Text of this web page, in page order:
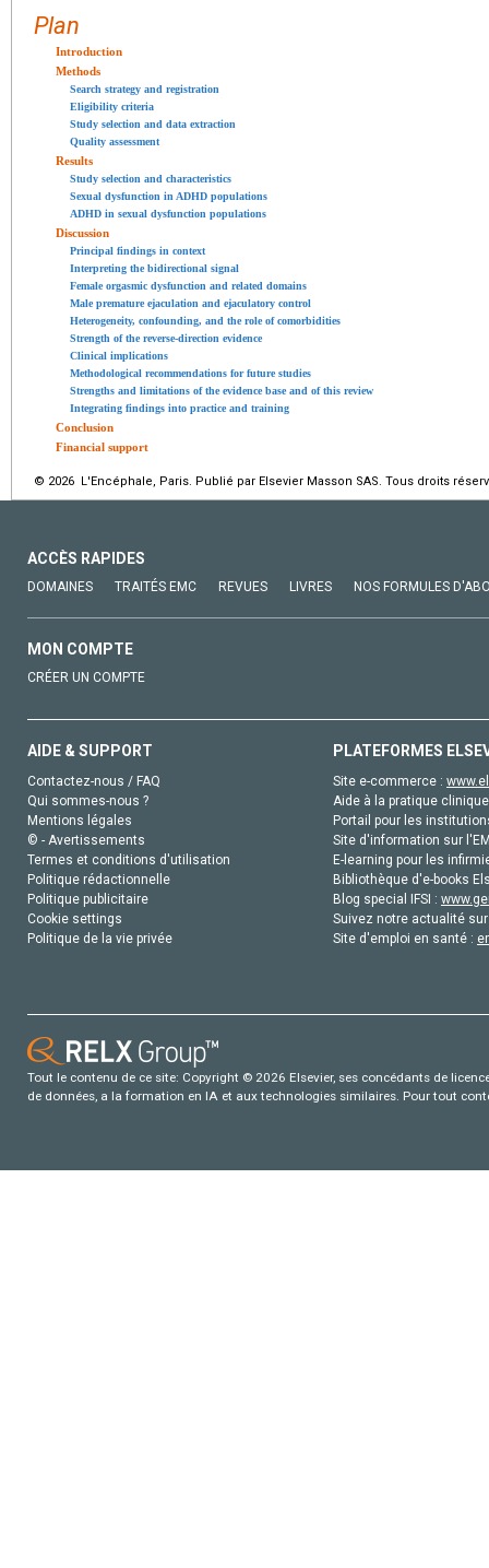
Plan
Introduction
Methods
Search strategy and registration
Eligibility criteria
Study selection and data extraction
Quality assessment
Results
Study selection and characteristics
Sexual dysfunction in ADHD populations
ADHD in sexual dysfunction populations
Discussion
Principal findings in context
Interpreting the bidirectional signal
Female orgasmic dysfunction and related domains
Male premature ejaculation and ejaculatory control
Heterogeneity, confounding, and the role of comorbidities
Strength of the reverse-direction evidence
Clinical implications
Methodological recommendations for future studies
Strengths and limitations of the evidence base and of this review
Integrating findings into practice and training
Conclusion
Financial support
© 2026 L'Encéphale, Paris. Publié par Elsevier Masson SAS. Tous droits
ACCÈS RAPIDES
DOMAINES TRAITÉS EMC REVUES LIVRES NOS FORMULES
MON COMPTE
CRÉER UN COMPTE
AIDE & SUPPORT
Contactez-nous / FAQ
Qui sommes-nous ?
Mentions légales
© - Avertissements
Termes et conditions d'utilisation
Politique rédactionnelle
Politique publicitaire
Cookie settings
Politique de la vie privée
PLATEFORMES
Site e-commerce :
Aide à la pratique
Portail pour les
Site d'information sur
E-learning pour les
Bibliothèque d'e-books
Blog special IFSI :
Suivez notre actualité
Site d'emploi en santé :
Tout le contenu de ce site: Copyright © 2026 Elsevier, ses concédants de
de données, a la formation en IA et aux technologies similaires. Pour tout